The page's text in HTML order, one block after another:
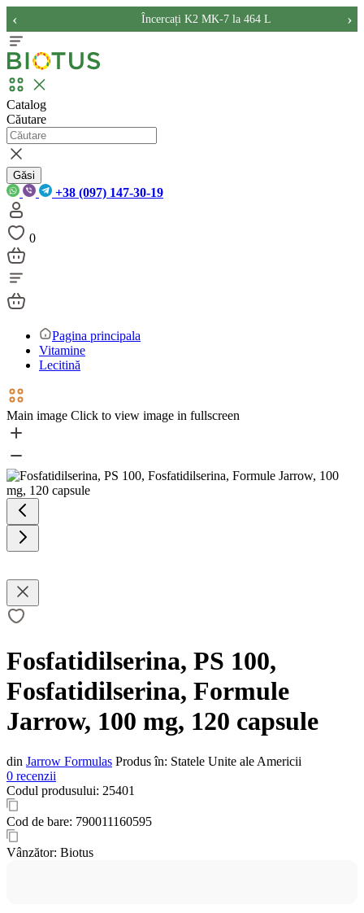
Încercați K2 MK-7 la 464 L
‹ ›
Catalog
Căutare
Găsi
+38 (097) 147-30-19
0
Pagina principala
Vitamine
Lecitină
Main image Click to view image in fullscreen
Fosfatidilserina, PS 100,
Fosfatidilserina, Formule
Jarrow, 100 mg, 120 capsule
din Jarrow Formulas Produs în: Statele Unite ale Americii
0 recenzii
Codul produsului: 25401
Cod de bare: 790011160595
Vânzător: Biotus